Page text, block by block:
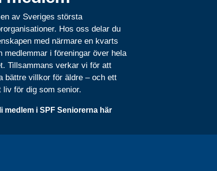
av Sveriges största
Hos oss delar du
med närmare en kvarts
medlemmar i föreningar över hela
Tillsammans verkar vi för att
bättre villkor för äldre – och ett
liv för dig som senior.
medlem i SPF Seniorerna här